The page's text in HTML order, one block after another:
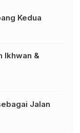
Kedua
Ikhwan &
Jalan